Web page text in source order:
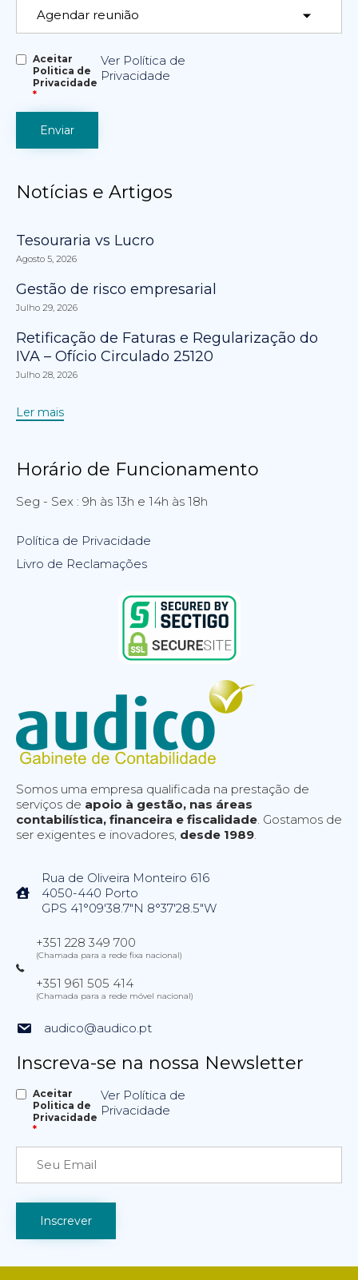
Aceitar
Politica de
Privacidade
*
Ver Política de
Privacidade
Notícias e Artigos
Tesouraria vs Lucro
Agosto 5, 2026
Gestão de risco empresarial
Julho 29, 2026
Retificação de Faturas e Regularização do
IVA – Ofício Circulado 25120
Julho 28, 2026
Ler mais
Horário de Funcionamento
Seg - Sex : 9h às 13h e 14h às 18h
Política de Privacidade
Livro de Reclamações
Somos uma empresa qualificada na prestação de
serviços de apoio à gestão, nas áreas
contabilística, financeira e fiscalidade . Gostamos de
ser exigentes e inovadores, desde 1989
Rua de Oliveira Monteiro 616
4050-440 Porto
GPS 41°09'38.7"N 8°37'28.5"W
+351 228 349 700
(Chamada para a rede fixa nacional)
+351 961 505 414
(Chamada para a rede móvel nacional)
audico@audico.pt
Inscreva-se na nossa Newsletter
Aceitar
Politica de
Privacidade
*
Ver Política de
Privacidade